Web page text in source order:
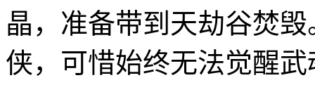
晶，准备带到天劫谷焚
侠，可惜始终无法觉醒